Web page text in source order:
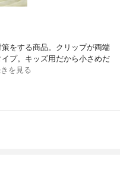
をする商品。クリップが両端
プ。キッズ用だから小さめだ
を見る